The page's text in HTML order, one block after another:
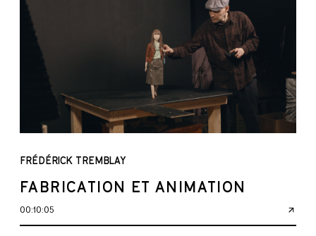
FRÉDÉRICK TREMBLAY
FABRICATION ET ANIMATION
00:10:05